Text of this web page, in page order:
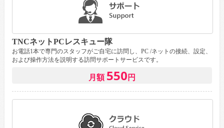
TNCネットPCレスキュー隊
お電話1本で専門のスタッフがご自宅に訪問し、PC /ネットの接続、設定、
および操作方法を説明する訪問サポートサービスです。
月額 550 円